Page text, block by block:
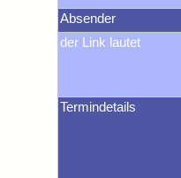
Absender
der Link lautet
Termindetails